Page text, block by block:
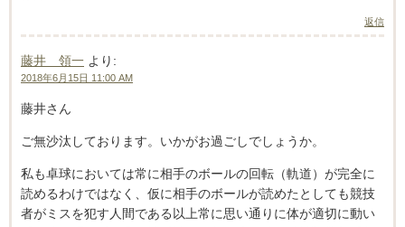
返信
藤井 領一 より:
2018年6月15日 11:00 AM
藤井さん
ご無沙汰しております。いかがお過ごしでしょうか。
私も卓球においては常に相手のボールの回転（軌道）が完全に
読めるわけではなく、仮に相手のボールが読めたとしても競技
者がミスを犯す人間である以上常に思い通りに体が適切に動い